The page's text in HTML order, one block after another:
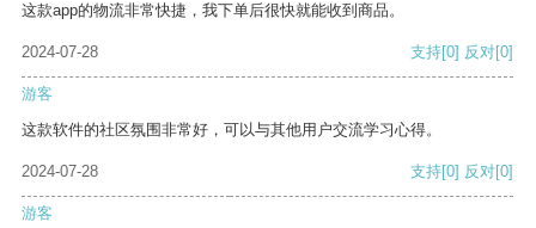
这款app的物流非常快捷，我下单后很快就能收到商品。
2024-07-28 支持[0] 反对[0]
游客
这款软件的社区氛围非常好，可以与其他用户交流学习心得。
2024-07-28 支持[0] 反对[0]
游客